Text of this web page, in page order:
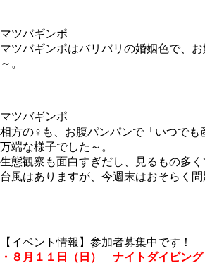
マツバギンポ
マツバギンポはバリバリの婚姻色で、
～。
マツバギンポ
相方の♀も、お腹パンパンで「いつでも
万端な様子でした～。
生態観察も面白すぎだし、見るもの多く
台風はありますが、今週末はおそらく問
【イベント情報】参加者募集中です！
・８月１１日（日） ナイトダイビング